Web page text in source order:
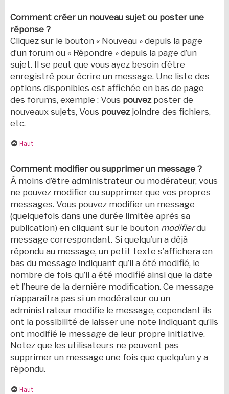
Comment créer un nouveau sujet ou poster une
réponse ?
Cliquez sur le bouton « Nouveau » depuis la page
d’un forum ou « Répondre » depuis la page d’un
sujet. Il se peut que vous ayez besoin d’être
enregistré pour écrire un message. Une liste des
options disponibles est affichée en bas de page
des forums, exemple : Vous pouvezposter de
nouveaux sujets, Vous pouvezjoindre des fichiers,
etc.
Haut
Comment modifier ou supprimer un message ?
À moins d’être administrateur ou modérateur, vous
ne pouvez modifier ou supprimer que vos propres
messages. Vous pouvez modifier un message
(quelquefois dans une durée limitée après sa
publication) en cliquant sur le bouton modifierdu
message correspondant. Si quelqu’un a déjà
répondu au message, un petit texte s’affichera en
bas du message indiquant qu’il a été modifié, le
nombre de fois qu’il a été modifié ainsi que la date
et l’heure de la dernière modification. Ce message
n’apparaîtra pas si un modérateur ou un
administrateur modifie le message, cependant ils
ont la possibilité de laisser une note indiquant qu’ils
ont modifié le message de leur propre initiative.
Notez que les utilisateurs ne peuvent pas
supprimer un message une fois que quelqu’un y a
répondu.
Haut